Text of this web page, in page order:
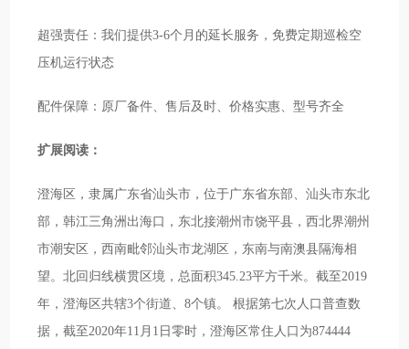
超强责任：我们提供3-6个月的延长服务，免费定期巡检空
压机运行状态
配件保障：原厂备件、售后及时、价格实惠、型号齐全
扩展阅读：
澄海区，隶属广东省汕头市，位于广东省东部、汕头市东北
部，韩江三角洲出海口，东北接潮州市饶平县，西北界潮州
市潮安区，西南毗邻汕头市龙湖区，东南与南澳县隔海相
望。北回归线横贯区境，总面积345.23平方千米。截至2019
年，澄海区共辖3个街道、8个镇。 根据第七次人口普查数
据，截至2020年11月1日零时，澄海区常住人口为874444